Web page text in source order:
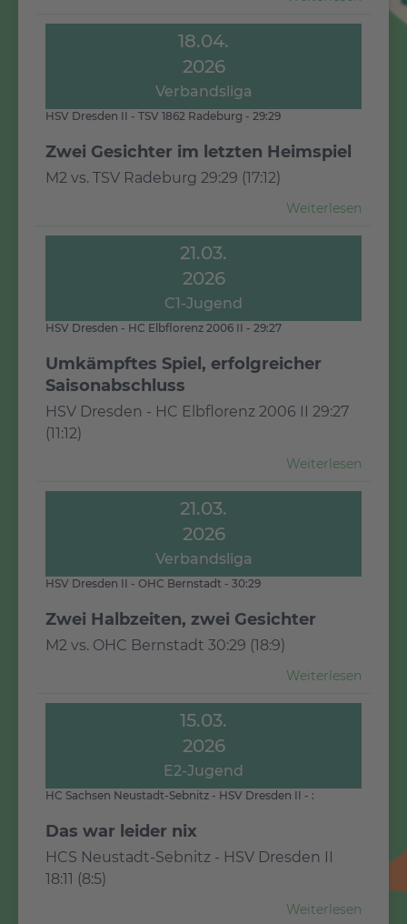
18.04.
2026
Verbandsliga
Weiterlesen
HSV Dresden II - TSV 1862 Radeburg - 29:29
Zwei Gesichter im letzten Heimspiel
M2 vs. TSV Radeburg 29:29 (17:12)
21.03.
2026
C1-Jugend
Weiterlesen
HSV Dresden - HC Elbflorenz 2006 II - 29:27
Umkämpftes Spiel, erfolgreicher
Saisonabschluss
HSV Dresden - HC Elbflorenz 2006 II 29:27
(11:12)
21.03.
2026
Verbandsliga
Weiterlesen
HSV Dresden II - OHC Bernstadt - 30:29
Zwei Halbzeiten, zwei Gesichter
M2 vs. OHC Bernstadt 30:29 (18:9)
15.03.
2026
E2-Jugend
Weiterlesen
HC Sachsen Neustadt-Sebnitz - HSV Dresden II - :
Das war leider nix
HCS Neustadt-Sebnitz - HSV Dresden II
18:11 (8:5)